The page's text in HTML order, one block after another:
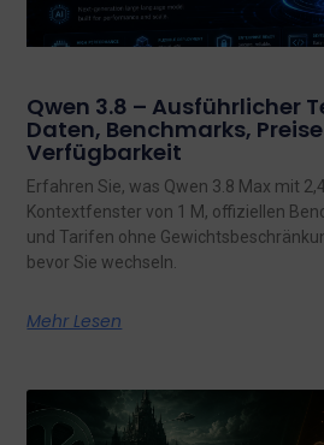
Qwen 3.8 – Ausführlicher
Daten, Benchmarks,
Verfügbarkeit
Erfahren Sie, was Qwen 3.8 Max mit
Kontextfenster von 1 M, offiziellen
und Tarifen ohne
bevor Sie wechseln.
Mehr Lesen